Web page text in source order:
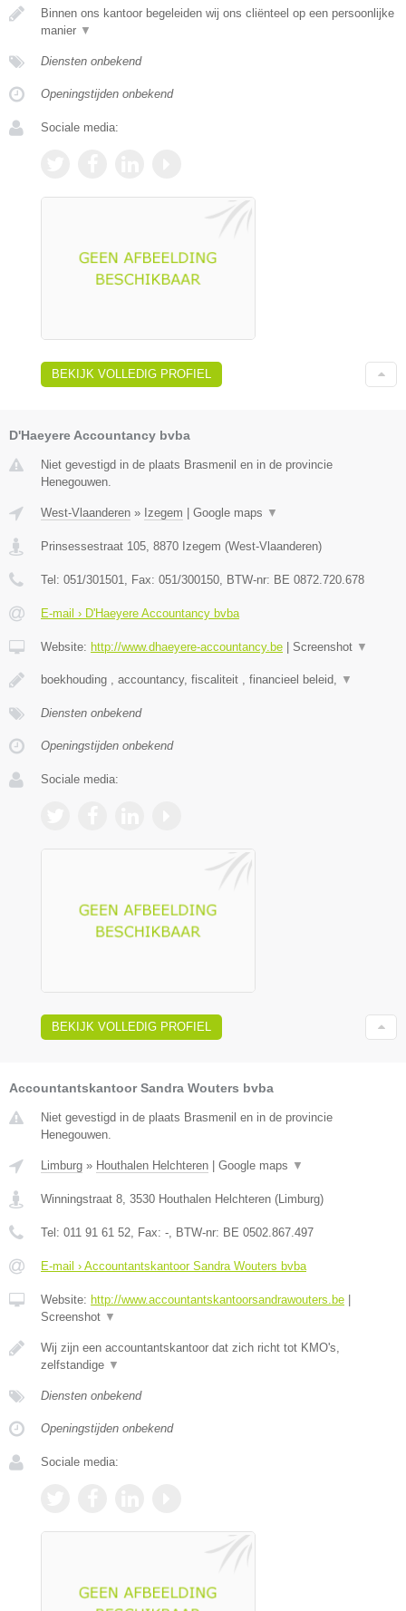
Binnen ons kantoor begeleiden wij ons cliënteel op een persoonlijke
manier ▼
Diensten onbekend
Openingstijden onbekend
Sociale media:
BEKIJK VOLLEDIG PROFIEL
D'Haeyere Accountancy bvba
Niet gevestigd in de plaats Brasmenil en in de provincie
Henegouwen.
West-Vlaanderen » Izegem Google maps ▼
Prinsessestraat 105, 8870 Izegem (West-Vlaanderen)
Tel: 051/301501, Fax: 051/300150, BTW-nr: BE 0872.720.678
E-mail › D'Haeyere Accountancy bvba
Website: http://www.dhaeyere-accountancy.be Screenshot ▼
boekhouding , accountancy, fiscaliteit , financieel beleid, ▼
Diensten onbekend
Openingstijden onbekend
Sociale media:
BEKIJK VOLLEDIG PROFIEL
Accountantskantoor Sandra Wouters bvba
Niet gevestigd in de plaats Brasmenil en in de provincie
Henegouwen.
Limburg » Houthalen Helchteren Google maps ▼
Winningstraat 8 3530 Houthalen Helchteren ( Limburg)
Tel: 011 91 61 52 , Fax: - , BTW-nr: BE 0502.867.497
E-mail › Accountantskantoor Sandra Wouters bvba
Website: http://www.accountantskantoorsandrawouters.be
Screenshot ▼
Wij zijn een accountantskantoor dat zich richt tot KMO's,
zelfstandige ▼
Diensten onbekend
Openingstijden onbekend
Sociale media: